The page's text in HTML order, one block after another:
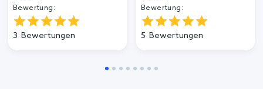
Bewertung:
3 Bewertungen
Bewertung:
5 Bewertungen